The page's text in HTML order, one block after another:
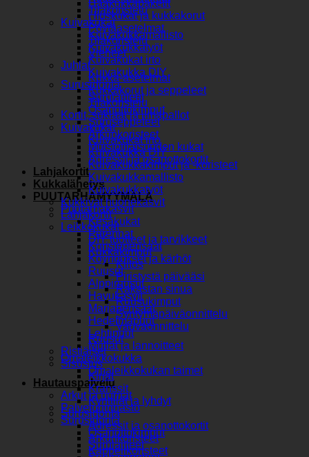
Tilakoristelu
Kuivakukat
Kuivakukkamallisto
Kuivakukkatyöt
Kuivakukat irto
Kuivakukka DIY
Surusidonta
Surulaitteet
Osanottokimput
Suruseppeleet
Arkunkoristeet
Muistotilaisuuden kukat
Adressit ja osanottokortit
Lahjakortit
Kukkalähetys
PUUTARHAMYYMÄLÄ
Puutarhakasvit
Kesäkukat
Perennat
Koristepensaat
Köynnökset ja kärhöt
Ruusut
Alppiruusut
Havukasvit
Marjapensaat
Hedelmäpuut
Lehtipuut
Mullat ja lannoitteet
Omaleikkokukka
Omaleikkokukan taimet
Hautauspalvelu
Arkut ja uurnat
Palveluhinnasto
Surusidonta
Osanottokimput
Surulaitteet
Hääkukkapaketit
Hiuskukat ja kukkakorut
Pöytäasetelmat
Tilakoristelu
Vieheet
Juhlat
Kukka-asetelmat
Kukkakorut ja seppeleet
Tilakoristelu
Kortit, suklaat ja ilmapallot
Kuivakukat
Kuivakukat irto
Kuivakukka DIY
Kuivakukkakimput ja -koristeet
Kuivakukkamallisto
Kuivakukkatyöt
Kukkivat huonekasvit
Lahjakortit
Leikkokukat
DIY tuotteet ja tarvikkeet
Kukkakimput
Kiitos
Piristystä päivääsi
Rakastan sinua
Ruusukimput
Syntymäpäiväonnittelu
Vauvaonnittelu
Ruusut
Ristiäiset
Sisustus
Kirjat
Kranssit
Kynttilät ja lyhdyt
Surusidonta
Adressit ja osanottokortit
Arkunkoristeet
Kappelikoristeet